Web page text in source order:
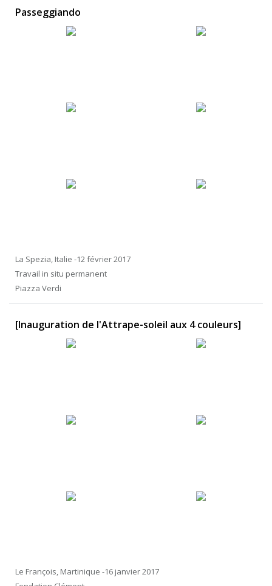
Passeggiando
La Spezia, Italie -12 février 2017
Travail in situ permanent
Piazza Verdi
[Inauguration de l'Attrape-soleil aux 4 couleurs]
Le François, Martinique -16 janvier 2017